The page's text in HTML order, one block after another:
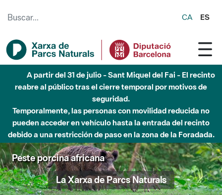
CA ES
A partir del 31 de julio - Sant Miquel del Fai - El recinto
reabre al público tras el cierre temporal por motivos de
seguridad.
Temporalmente, las personas con movilidad reducida no
pueden acceder en vehículo hasta la entrada del recinto
debido a una restricción de paso en la zona de la Foradada.
Peste porcina africana
La Xarxa de Parcs Naturals